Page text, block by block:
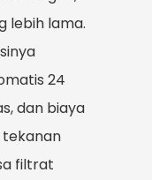
lebih lama.
24
dan biaya
tekanan
filtrat